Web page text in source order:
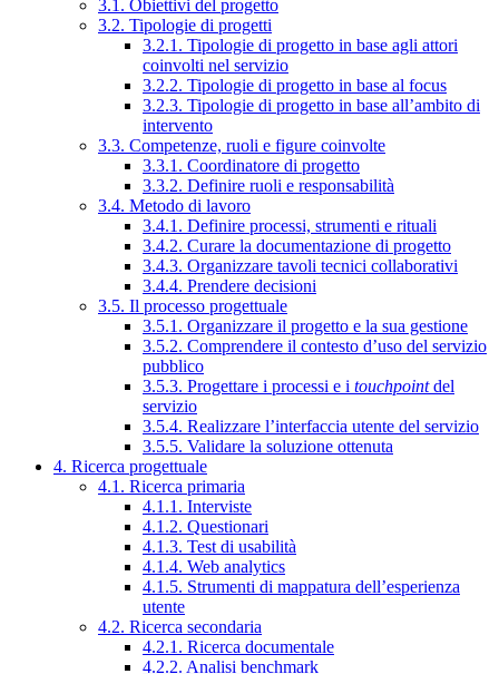
3.1. Obiettivi del progetto
3.2. Tipologie di progetti
3.2.1. Tipologie di progetto in base agli attori
coinvolti nel servizio
3.2.2. Tipologie di progetto in base al focus
3.2.3. Tipologie di progetto in base all’ambito di
intervento
3.3. Competenze, ruoli e figure coinvolte
3.3.1. Coordinatore di progetto
3.3.2. Definire ruoli e responsabilità
3.4. Metodo di lavoro
3.4.1. Definire processi, strumenti e rituali
3.4.2. Curare la documentazione di progetto
3.4.3. Organizzare tavoli tecnici collaborativi
3.4.4. Prendere decisioni
3.5. Il processo progettuale
3.5.1. Organizzare il progetto e la sua gestione
3.5.2. Comprendere il contesto d’uso del servizio
pubblico
3.5.3. Progettare i processi e i touchpointdel
servizio
3.5.4. Realizzare l’interfaccia utente del servizio
3.5.5. Validare la soluzione ottenuta
4. Ricerca progettuale
4.1. Ricerca primaria
4.1.1. Interviste
4.1.2. Questionari
4.1.3. Test di usabilità
4.1.4. Web analytics
4.1.5. Strumenti di mappatura dell’esperienza
utente
4.2. Ricerca secondaria
4.2.1. Ricerca documentale
4.2.2. Analisi benchmark